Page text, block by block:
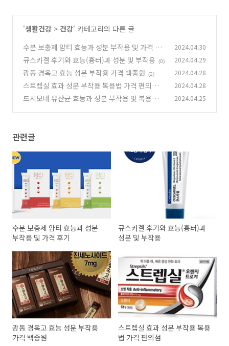
'생활건강 > 건강' 카테고리의 다른 글
수분 보충제 얌티 효능과 성분 부작용 및 가격 후
기
(0)
2024.04.30
큐스카겔 후기와 효능(흉터)과 성분 및 부작용 (0) 2024.04.29
광동 경옥고 효능 성분 부작용 가격 백종원 (2) 2024.04.28
스트렙실 효과 성분 부작용 복용법 가격 편의점
(2)
2024.04.28
드시모네 유산균 효능과 성분 부작용 및 복용법 2024.04.25
관련글
수분 보충제 얌티 효능과 성분
부작용 및 가격 후기
큐스카겔 후기와 효능(흉터)과
성분 및 부작용
광동 경옥고 효능 성분 부작용
가격 백종원
스트렙실 효과 성분 부작용 복용
법 가격 편의점